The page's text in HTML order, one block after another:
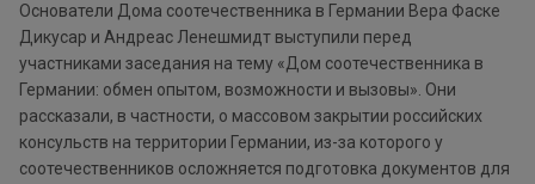
Основатели Дома соотечественника в Германии Вера Фаске
Дикусар и Андреас Ленешмидт выступили перед
участниками заседания на тему «Дом соотечественника в
Германии: обмен опытом, возможности и вызовы». Они
рассказали, в частности, о массовом закрытии российских
консульств на территории Германии, из-за которого у
соотечественников осложняется подготовка документов для